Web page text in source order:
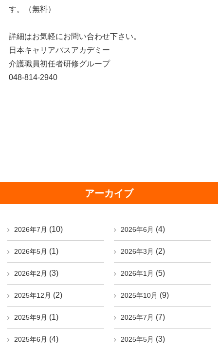
す。（無料）
詳細はお気軽にお問い合わせ下さい。
日本キャリアパスアカデミー
介護職員初任者研修グループ
048-814-2940
アーカイブ
2026年7月 (10) 2026年6月 (4)
2026年5月 (1) 2026年3月 (2)
2026年2月 (3) 2026年1月 (5)
2025年12月 (2) 2025年10月 (9)
2025年9月 (1) 2025年7月 (7)
2025年6月 (4) 2025年5月 (3)